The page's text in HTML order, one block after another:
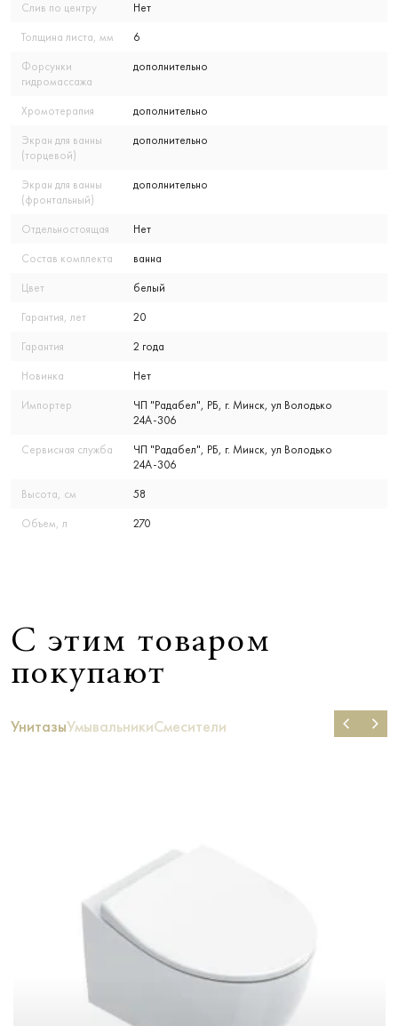
Слив по центру Нет
Толщина листа, мм 6
Форсунки
гидромассажа
дополнительно
Хромотерапия дополнительно
Экран для ванны
(торцевой)
дополнительно
Экран для ванны
(фронтальный)
дополнительно
Отдельностоящая Нет
Состав комплекта ванна
Цвет белый
Гарантия, лет 20
Гарантия 2 года
Новинка Нет
Импортер
ЧП "Радабел", РБ, г. Минск, ул Володько
24А-306
Сервисная служба
ЧП "Радабел", РБ, г. Минск, ул Володько
24А-306
Высота, см 58
Объем, л 270
С этим товаром
покупают
УнитазыУмывальникиСмесители